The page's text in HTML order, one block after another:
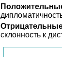
склонность к